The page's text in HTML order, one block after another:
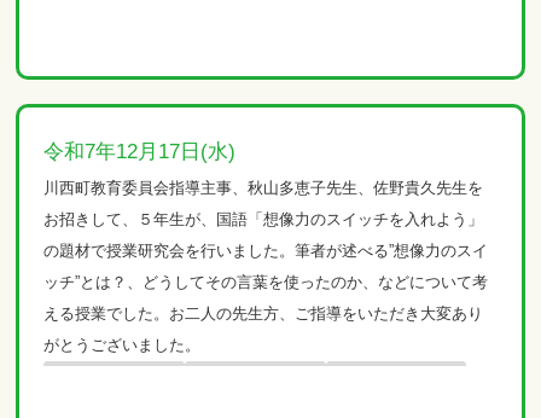
令和7年12月17日(水)
川西町教育委員会指導主事、秋山多恵子先生、佐野貴久先生を
お招きして、５年生が、国語「想像力のスイッチを入れよう」
の題材で授業研究会を行いました。筆者が述べる”想像力のスイ
ッチ”とは？、どうしてその言葉を使ったのか、などについて考
える授業でした。お二人の先生方、ご指導をいただき大変あり
がとうございました。